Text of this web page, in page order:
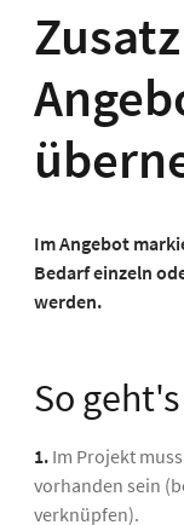
Im Angebot
Bedarf einzeln
werden.
So geht's
1. Im Projekt
vorhanden sein
verknüpfen).